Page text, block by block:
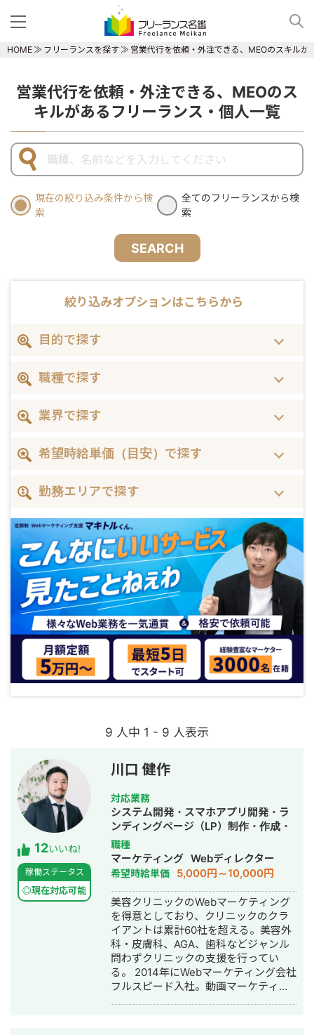
HOME フリーランスを探す 営業代行を依頼・外注できる、MEOのスキルが
営業代行を依頼・外注できる、MEOのス
キルがあるフリーランス・個人一覧
現在の絞り込み条件から検
索
全てのフリーランスから検
索
SEARCH
絞り込みオプションはこちらから
目的で探す
職種で探す
業界で探す
希望時給単価（目安）で探す
勤務エリアで探す
9 人中 1 - 9 人表示
12いいね!
稼働ステータス
◎現在対応可能
川口 健作
対応業務
システム開発・スマホアプリ開発・ラ
ンディングページ（LP）制作・作成・
Youtubeチャンネル運営代行・立ち上
げ・ECサイト構築・ネットショップ作
成代行・SEO対策・新規事業立上・
SNS運用代行・記事作成代行・ライテ
ィング・ホームページ制作・作成・バ
ナー制作・デザイン・ロゴデザイン・
作成・リスティング広告運用代行・オ
ウンドメディア制作・構築・運用代
行・動画制作・動画編集・営業代行
職種
マーケティング Webディレクター
希望時給単価 5,000円～10,000円
美容クリニックのWebマーケティング
を得意としており、クリニックのクラ
イアントは累計60社を超える。美容外
科・皮膚科、AGA、歯科などジャンル
問わずクリニックの支援を行ってい
る。 2014年にWebマーケティング会社
フルスピード入社。動画マーケティン